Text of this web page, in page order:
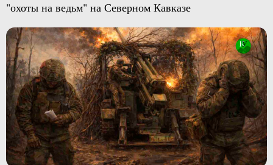
"охоты на ведьм" на Северном Кавказе